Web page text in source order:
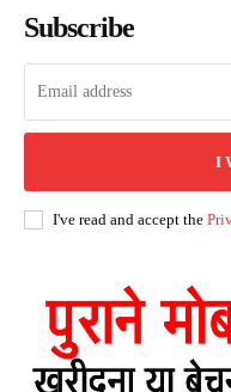
Subscribe
I
I've read and accept the